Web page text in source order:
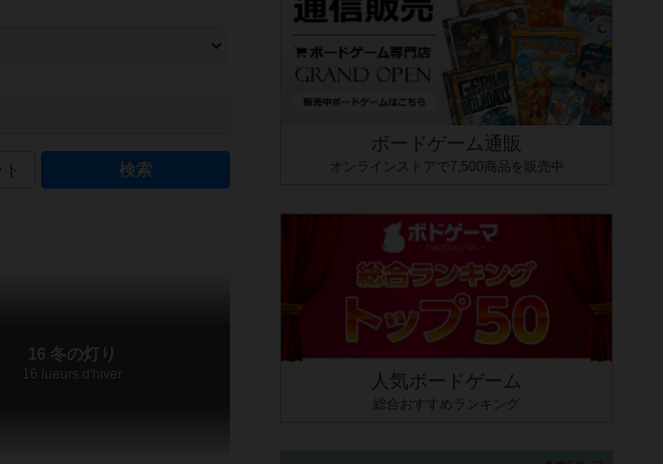
要時間を指定することができます。マニュアルを読む時間や参加者へのルール説明時間は含まれていないため、初めて
にゲームシステムを理解できるよう、中世ファンタジー・クッキング・海賊同士の対決など、ゲームコンセプトを絞
成するコアシステムです。主にボードゲームに慣れている方向けの絞込機能です。例えば「ダイスロール」はランダ
16 冬の灯り
16 lueurs d'hiver
ボードゲーム通販
オンラインストアで7,500商品を販売中
人気ボードゲーム
総合おすすめランキング